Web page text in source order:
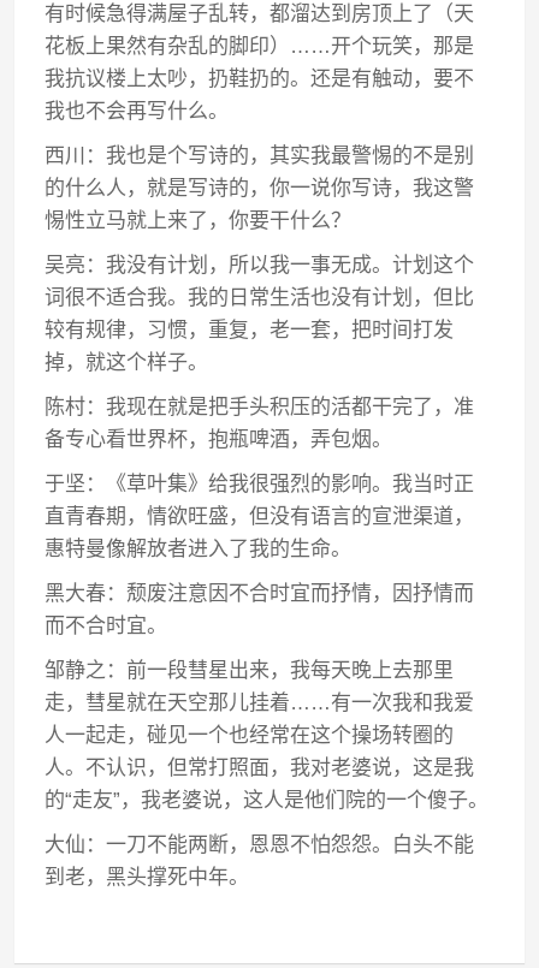
有时候急得满屋子乱转，都溜达到房顶上了（天
花板上果然有杂乱的脚印）……开个玩笑，那是
我抗议楼上太吵，扔鞋扔的。还是有触动，要不
我也不会再写什么。
西川：我也是个写诗的，其实我最警惕的不是别
的什么人，就是写诗的，你一说你写诗，我这警
惕性立马就上来了，你要干什么？
吴亮：我没有计划，所以我一事无成。计划这个
词很不适合我。我的日常生活也没有计划，但比
较有规律，习惯，重复，老一套，把时间打发
掉，就这个样子。
陈村：我现在就是把手头积压的活都干完了，准
备专心看世界杯，抱瓶啤酒，弄包烟。
于坚：《草叶集》给我很强烈的影响。我当时正
直青春期，情欲旺盛，但没有语言的宣泄渠道，
惠特曼像解放者进入了我的生命。
黑大春：颓废注意因不合时宜而抒情，因抒情而
而不合时宜。
邹静之：前一段彗星出来，我每天晚上去那里
走，彗星就在天空那儿挂着……有一次我和我爱
人一起走，碰见一个也经常在这个操场转圈的
人。不认识，但常打照面，我对老婆说，这是我
的“走友”，我老婆说，这人是他们院的一个傻子。
大仙：一刀不能两断，恩恩不怕怨怨。白头不能
到老，黑头撑死中年。